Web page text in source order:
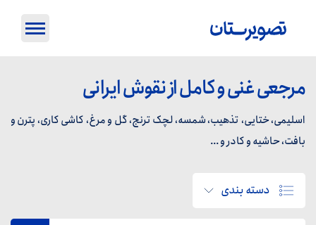
مرجعی غنی و کامل از نقوش ایرانی
اسلیمی، ختایی، تذهیب، شمسه، لچک ترنج، گل و مرغ، کاشی کاری، پترن و
بافت، حاشیه و کادر و ...
دسته بندی